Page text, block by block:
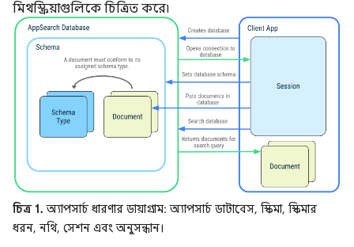
মিথস্ক্রিয়াগুলিকে চিত্রিত করে৷
চিত্র 1. অ্যাপসার্চ ধারণার ডায়াগ্রাম: অ্যাপসার্চ ডাটাবেস, স্কিমা, স্কিমার
ধরন, নথি, সেশন এবং অনুসন্ধান।